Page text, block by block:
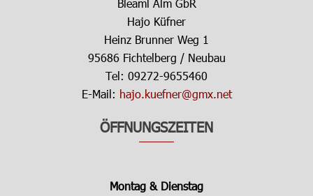
Bleaml Alm GbR
Hajo Küfner
Heinz Brunner Weg 1
95686 Fichtelberg / Neubau
Tel: 09272-9655460
E-Mail: hajo.kuefner@gmx.net
ÖFFNUNGSZEITEN
Montag & Dienstag